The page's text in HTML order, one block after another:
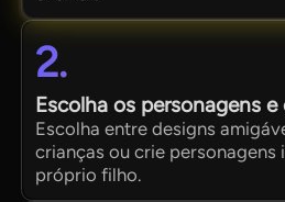
2.
Escolha os personagens
Escolha entre designs
crianças ou crie personagens
próprio filho.